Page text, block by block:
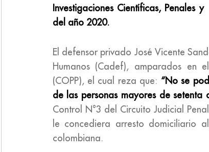
Investigaciones Científicas, Penales
del año 2020.
El defensor privado José Vicente
Humanos (Cadef), amparados en
(COPP), el cual reza que: “No se
de las personas mayores de setenta
Control N°3 del Circuito Judicial
le concediera arresto domiciliario
colombiana.